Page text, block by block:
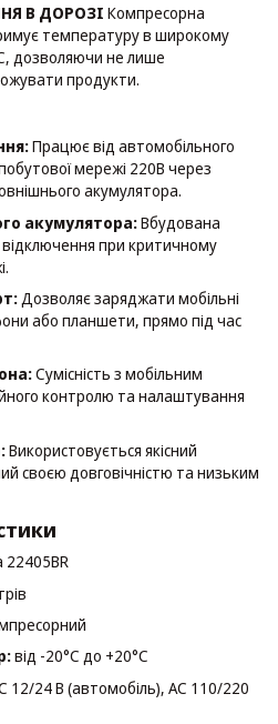
В ДОРОЗІ Компресорна
температуру в широкому
дозволяючи не лише
продукти.
Працює від автомобільного
мережі 220В через
акумулятора.
акумулятора:Вбудована
при критичному
Дозволяє заряджати мобільні
або планшети, прямо під час
Сумісність з мобільним
контролю та налаштування
Використовується якісний
своєю довговічністю та низьким
22405BR
від -20°C до +20°C
12/24 В (автомобіль), AC 110/220